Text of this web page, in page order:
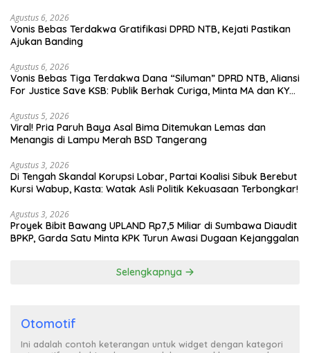
Agustus 6, 2026
Vonis Bebas Terdakwa Gratifikasi DPRD NTB, Kejati Pastikan
Ajukan Banding
Agustus 6, 2026
Vonis Bebas Tiga Terdakwa Dana “Siluman” DPRD NTB, Aliansi
For Justice Save KSB: Publik Berhak Curiga, Minta MA dan KY
Agustus 5, 2026
Viral! Pria Paruh Baya Asal Bima Ditemukan Lemas dan
Menangis di Lampu Merah BSD Tangerang
Agustus 3, 2026
Di Tengah Skandal Korupsi Lobar, Partai Koalisi Sibuk Berebut
Kursi Wabup, Kasta: Watak Asli Politik Kekuasaan Terbongkar!
Agustus 3, 2026
Proyek Bibit Bawang UPLAND Rp7,5 Miliar di Sumbawa Diaudit
BPKP, Garda Satu Minta KPK Turun Awasi Dugaan Kejanggalan
Selengkapnya
Otomotif
Ini adalah contoh keterangan untuk widget dengan kategori